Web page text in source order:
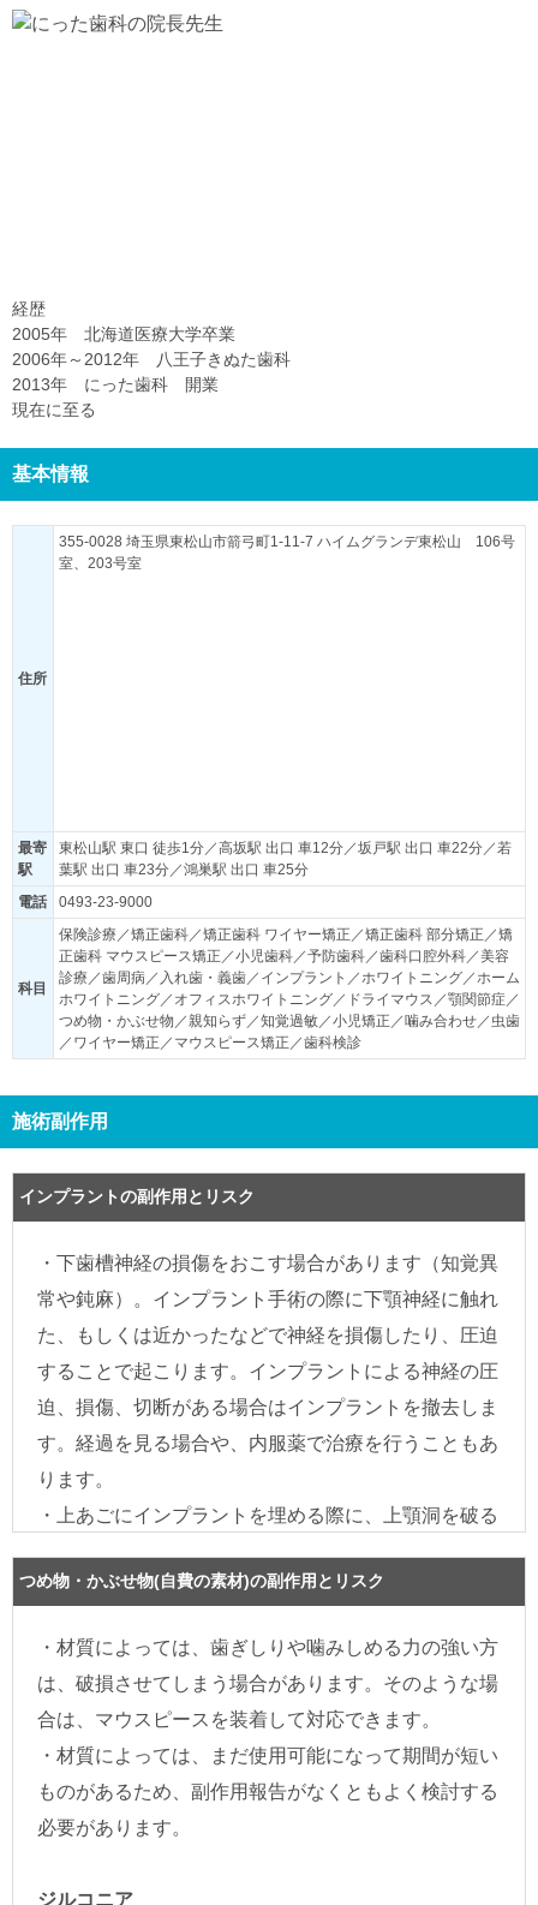
経歴
2005年 北海道医療大学卒業
2006年～2012年 八王子きぬた歯科
2013年 にった歯科 開業
現在に至る
基本情報
住所
355-0028 埼玉県東松山市箭弓町1-11-7 ハイムグランデ東松山 106号
室、203号室
最寄
駅
東松山駅 東口 徒歩1分／高坂駅 出口 車12分／坂戸駅 出口 車22分／若
葉駅 出口 車23分／鴻巣駅 出口 車25分
電話
0493-23-9000
科目
保険診療／矯正歯科／矯正歯科 ワイヤー矯正／矯正歯科 部分矯正／矯
正歯科 マウスピース矯正／小児歯科／予防歯科／歯科口腔外科／美容
診療／歯周病／入れ歯・義歯／インプラント／ホワイトニング／ホーム
ホワイトニング／オフィスホワイトニング／ドライマウス／顎関節症／
つめ物・かぶせ物／親知らず／知覚過敏／小児矯正／噛み合わせ／虫歯
／ワイヤー矯正／マウスピース矯正／歯科検診
施術副作用